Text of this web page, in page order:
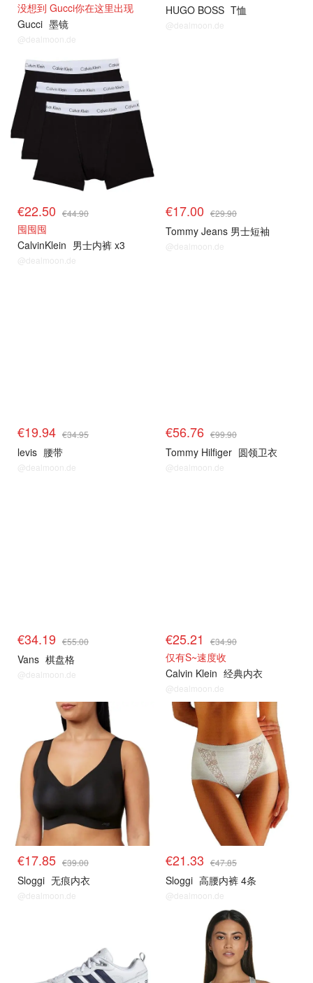
没想到 Gucci你在这里出现
Gucci 墨镜
@dealmoon.de
HUGO BOSS T恤
@dealmoon.de
€22.50 €44.90
囤囤囤
CalvinKlein 男士内裤 x3
@dealmoon.de
€17.00 €29.90
Tommy Jeans 男士短袖
@dealmoon.de
€19.94 €34.95
levis 腰带
@dealmoon.de
€56.76 €99.90
Tommy Hilfiger 圆领卫衣
@dealmoon.de
€34.19 €55.00
Vans 棋盘格
@dealmoon.de
€25.21 €34.90
仅有S~速度收
Calvin Klein 经典内衣
@dealmoon.de
€17.85 €39.00
Sloggi 无痕内衣
@dealmoon.de
€21.33 €47.85
Sloggi 高腰内裤 4条
@dealmoon.de